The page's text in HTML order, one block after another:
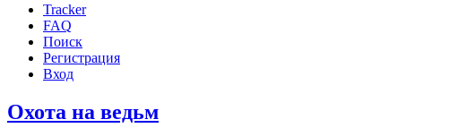
Tracker
FAQ
Поиск
Регистрация
Вход
Охота на ведьм